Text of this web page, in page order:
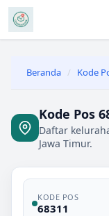
Beranda / Kode
Kode Pos
Daftar
Jawa Timur.
KODE POS
68311